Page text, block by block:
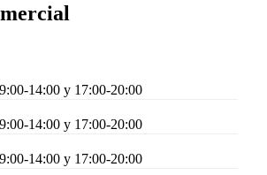
14:00 y 17:00-20:00
14:00 y 17:00-20:00
14:00 y 17:00-20:00